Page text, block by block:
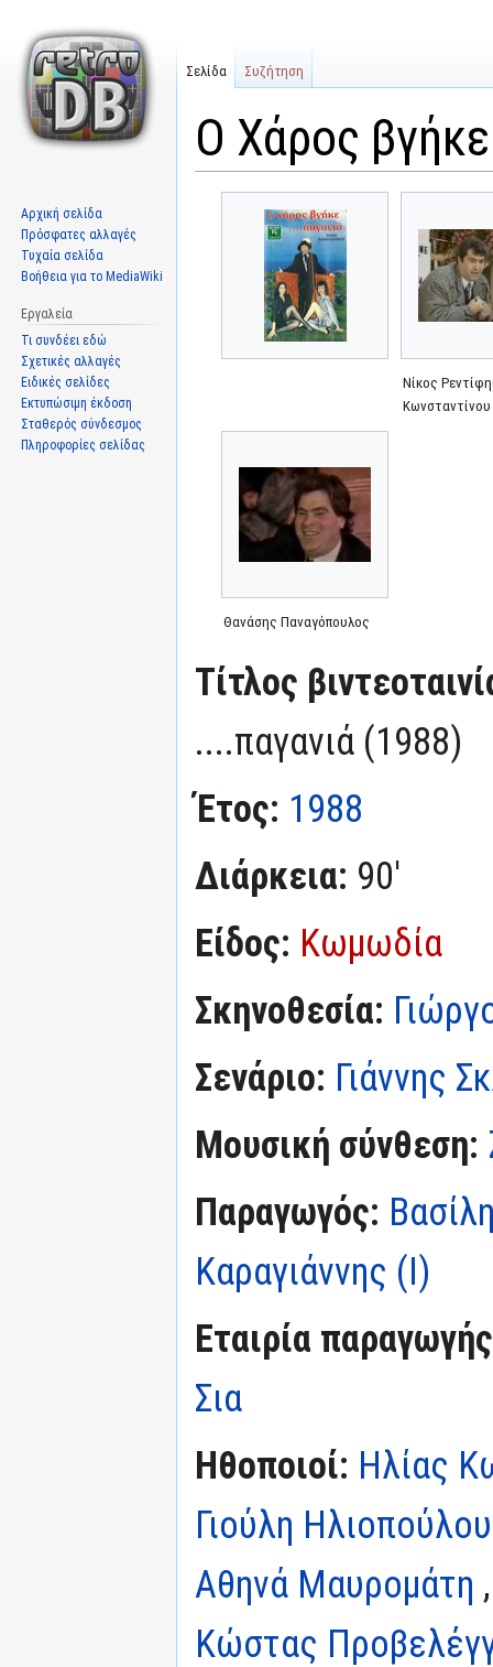
Ο Χάρος
Νίκος
Κωνσταντίνου
Θανάσης Παναγόπουλος
Τίτλος
....παγανιά (1988)
Έτος: 1988
Διάρκεια: 90'
Είδος: Κωμωδία
Σκηνοθεσία:
Σενάριο: Γιάννης
Μουσική σύνθεση:
Παραγωγός:
Καραγιάννης (I)
Εταιρία
Σια
Ηθοποιοί: Ηλίας
Γιούλη Ηλιοπούλου
Αθηνά Μαυρομάτη
Κώστας
Σελίδα Συζήτηση
Αρχική σελίδα
Πρόσφατες αλλαγές
Τυχαία σελίδα
Βοήθεια για το MediaWiki
Εργαλεία
Τι συνδέει εδώ
Σχετικές αλλαγές
Ειδικές σελίδες
Εκτυπώσιμη έκδοση
Σταθερός σύνδεσμος
Πληροφορίες σελίδας